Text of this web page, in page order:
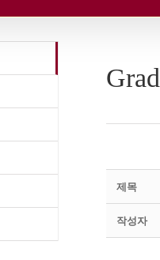
제목
작성자